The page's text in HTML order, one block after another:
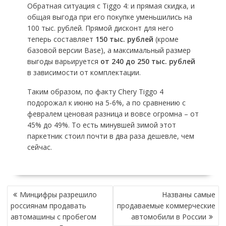
Обратная ситуация с Tiggo 4: и прямая скидка, и
общая выгода при его покупке уменьшились на
100 тыс. рублей. Прямой дисконт для него
теперь составляет 150 тыс. рублей (кроме
базовой версии Base), а максимальный размер
выгоды варьируется от 240 до 250 тыс. рублей
в зависимости от комплектации.
Таким образом, по факту Chery Tiggo 4
подорожал к июню на 5-6%, а по сравнению с
февралем ценовая разница и вовсе огромна – от
45% до 49%. То есть минувшей зимой этот
паркетник стоил почти в два раза дешевле, чем
сейчас.
НАВИГАЦИЯ
ПО
ЗАПИСЯМ
Минцифры разрешило
россиянам продавать
автомашины с пробегом
Названы самые
продаваемые коммерческие
автомобили в России